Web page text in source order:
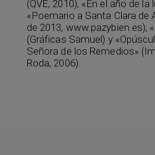
(QVE, 2010), «En el año de la
«Poemario a Santa Clara de
de 2013, www.pazybien.es),
(Gráficas Samuel) y
Señora de los Remedios»
Roda, 2006).